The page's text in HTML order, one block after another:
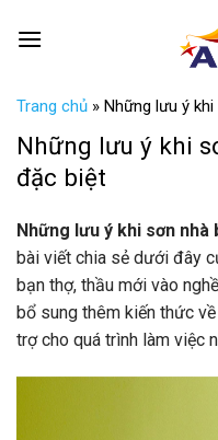
Trang chủ » Những lưu ý
Những lưu ý khi
đặc biệt
Những lưu ý khi sơn
bài viết chia sẻ dưới đây
bạn thợ, thầu mới vào
bổ sung thêm kiến thức
trợ cho quá trình làm việc